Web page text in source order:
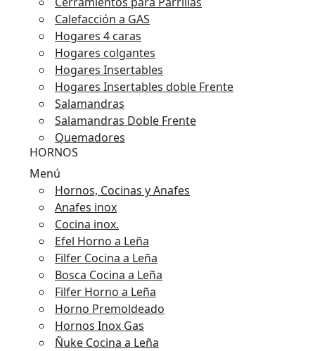
Calefacción a GAS
Hogares 4 caras
Hogares colgantes
Hogares Insertables
Hogares Insertables doble Frente
Salamandras
Salamandras Doble Frente
Quemadores
HORNOS
Menú
Hornos, Cocinas y Anafes
Anafes inox
Cocina inox.
Efel Horno a Leña
Filfer Cocina a Leña
Bosca Cocina a Leña
Filfer Horno a Leña
Horno Premoldeado
Hornos Inox Gas
Ñuke Cocina a Leña